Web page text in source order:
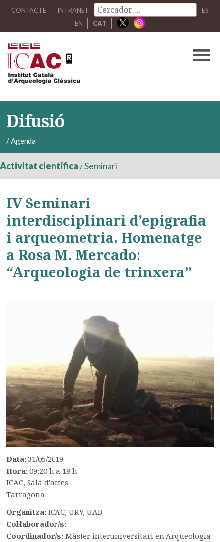
CONTACTE INTRANET
ES
EN
CAT
Difusió
/Agenda
Activitat científica/Seminari
IV Seminari
interdisciplinari d’epigrafia
i arqueometria. Homenatge
a Rosa M. Mercado:
“Arqueologia de trinxera”
Data:31/05/2019
Hora:09:20 h a 18 h
ICAC, Sala d'actes
Tarragona
Organitza:ICAC, URV, UAB
Col·laborador/s:
Coordinador/s:Màster interuniversitari en Arqueologia